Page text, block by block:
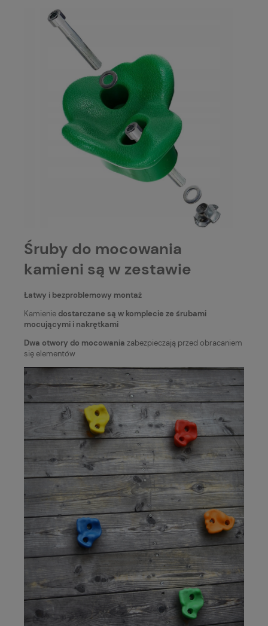
Śruby do mocowania
kamieni są w zestawie
Łatwy i bezproblemowy montaż
Kamienie dostarczane są w komplecie ze śrubami
mocującymi i nakrętkami
Dwa otwory do mocowania zabezpieczają przed obracaniem
się elementów